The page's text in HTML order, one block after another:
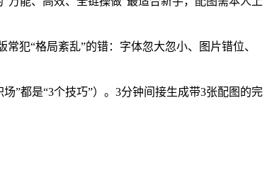
常犯“格局紊乱”的错：字体忽大忽小、图片错位、
都是“3个技巧”）。3分钟间接生成带3张配图的完